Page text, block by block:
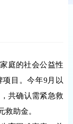
庭的社会公益性
目。今年9月以
共确认需紧急救
元救助金。